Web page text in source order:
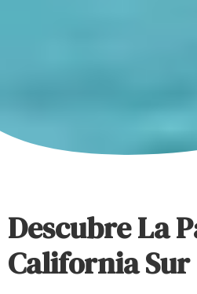
Descubre La
California Sur